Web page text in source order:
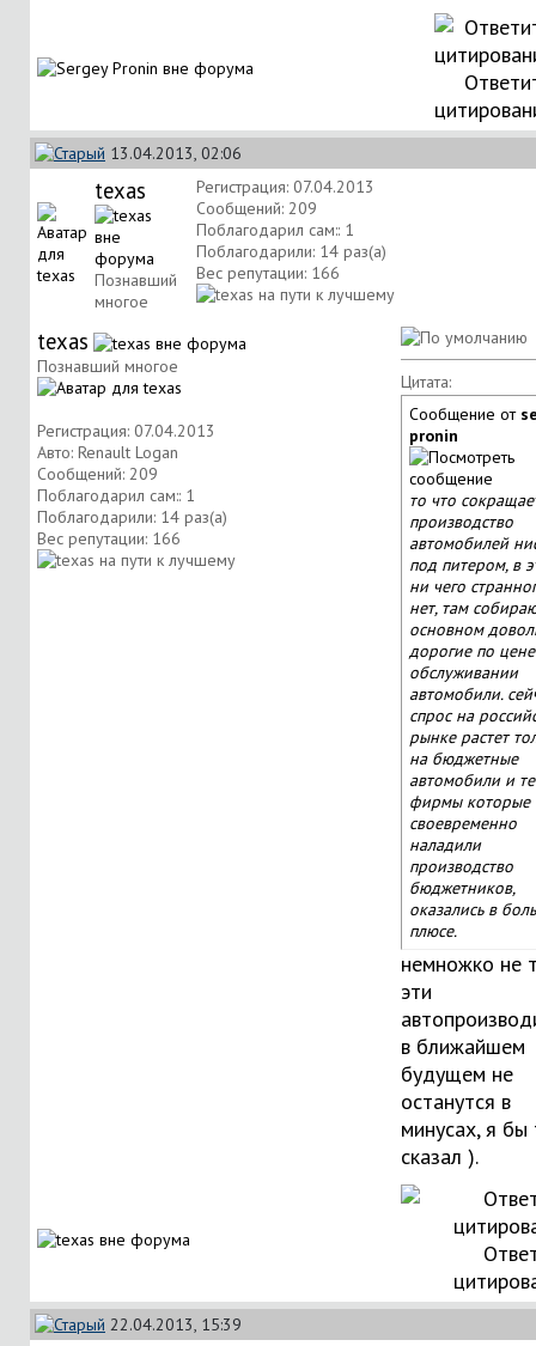
13.04.2013, 02:06
texas
Познавший
многое
Регистрация: 07.04.2013
Сообщений: 209
Поблагодарил сам:: 1
Поблагодарили: 14 раз(а)
Вес репутации: 166
texas
Познавший многое
Регистрация: 07.04.2013
Авто: Renault Logan
Сообщений: 209
Поблагодарил сам:: 1
Поблагодарили: 14 раз(а)
Вес репутации: 166
Цитата:
Сообщение от
pronin
то что
производство
автомобилей
под питером, в
ни чего
нет, там
основном
дорогие по
обслуживании
автомобили.
спрос на
рынке растет
на бюджетные
автомобили и те
фирмы которые
своевременно
наладили
производство
бюджетников,
оказались в
плюсе.
немножко не
эти
в ближайшем
будущем не
останутся в
минусах, я бы
сказал ).
22.04.2013, 15:39